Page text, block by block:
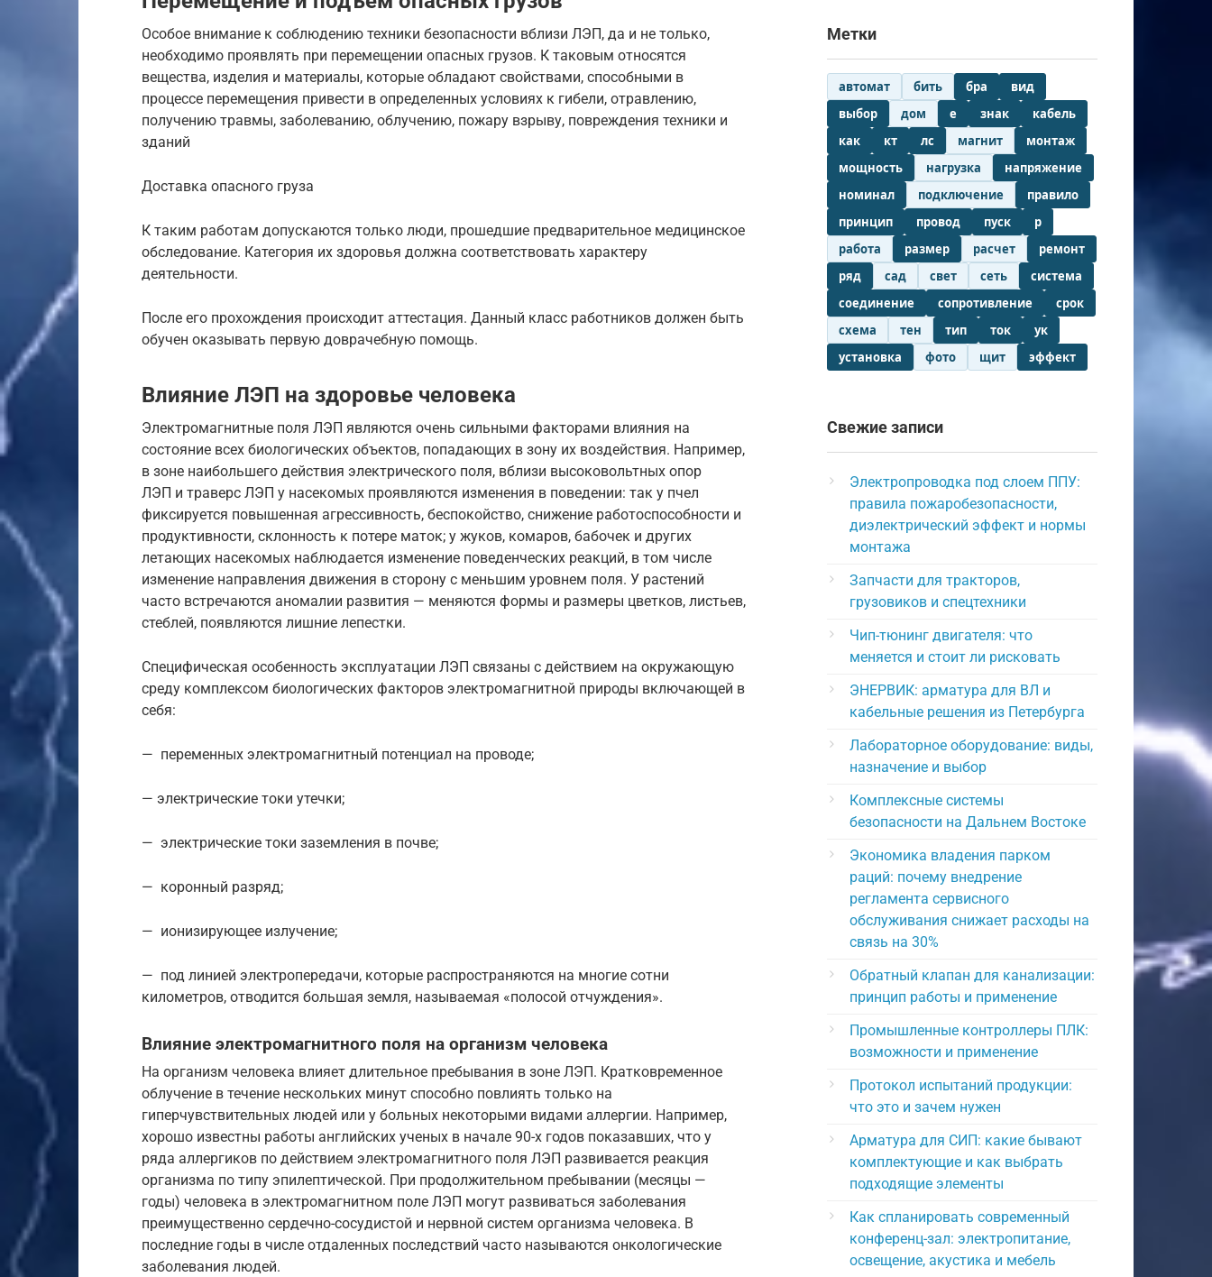
Особое внимание к соблюдению техники безопасности вблизи ЛЭП, да и не только,
необходимо проявлять при перемещении опасных грузов. К таковым относятся
вещества, изделия и материалы, которые обладают свойствами, способными в
процессе перемещения привести в определенных условиях к гибели, отравлению,
получению травмы, заболеванию, облучению, пожару взрыву, повреждения техники и
зданий
Доставка опасного груза
К таким работам допускаются только люди, прошедшие предварительное медицинское
обследование. Категория их здоровья должна соответствовать характеру
деятельности.
После его прохождения происходит аттестация. Данный класс работников должен быть
обучен оказывать первую доврачебную помощь.
Влияние ЛЭП на здоровье человека
Электромагнитные поля ЛЭП являются очень сильными факторами влияния на
состояние всех биологических объектов, попадающих в зону их воздействия. Например,
в зоне наибольшего действия электрического поля, вблизи высоковольтных опор
ЛЭП и траверс ЛЭП у насекомых проявляются изменения в поведении: так у пчел
фиксируется повышенная агрессивность, беспокойство, снижение работоспособности и
продуктивности, склонность к потере маток; у жуков, комаров, бабочек и других
летающих насекомых наблюдается изменение поведенческих реакций, в том числе
изменение направления движения в сторону с меньшим уровнем поля. У растений
часто встречаются аномалии развития — меняются формы и размеры цветков, листьев,
стеблей, появляются лишние лепестки.
Специфическая особенность эксплуатации ЛЭП связаны с действием на окружающую
среду комплексом биологических факторов электромагнитной природы включающей в
себя:
— переменных электромагнитный потенциал на проводе;
— электрические токи утечки;
— электрические токи заземления в почве;
— коронный разряд;
— ионизирующее излучение;
— под линией электропередачи, которые распространяются на многие сотни
километров, отводится большая земля, называемая «полосой отчуждения».
Влияние электромагнитного поля на организм человека
На организм человека влияет длительное пребывания в зоне ЛЭП. Кратковременное
облучение в течение нескольких минут способно повлиять только на
гиперчувствительных людей или у больных некоторыми видами аллергии. Например,
хорошо известны работы английских ученых в начале 90-х годов показавших, что у
ряда аллергиков по действием электромагнитного поля ЛЭП развивается реакция
организма по типу эпилептической. При продолжительном пребывании (месяцы —
годы) человека в электромагнитном поле ЛЭП могут развиваться заболевания
преимущественно сердечно-сосудистой и нервной систем организма человека. В
последние годы в числе отдаленных последствий часто называются онкологические
заболевания людей.
Метки
автомат бить бра
вид
выбор
дом е знак
кабель
как
кт лс магнит
монтаж
мощность
нагрузка
напряжение
номинал
подключение
правило
принцип
провод пуск
р
работа
размер расчет
ремонт
ряд
сад свет сеть
система
соединение
сопротивление
срок
схема
тен тип ток
ук
установка
фото щит эффект
Свежие записи
Электропроводка под слоем ППУ:
правила пожаробезопасности,
диэлектрический эффект и нормы
монтажа
Запчасти для тракторов,
грузовиков и спецтехники
Чип-тюнинг двигателя: что
меняется и стоит ли рисковать
ЭНЕРВИК: арматура для ВЛ и
кабельные решения из Петербурга
Лабораторное оборудование: виды,
назначение и выбор
Комплексные системы
безопасности на Дальнем Востоке
Экономика владения парком
раций: почему внедрение
регламента сервисного
обслуживания снижает расходы на
связь на 30%
Обратный клапан для канализации:
принцип работы и применение
Промышленные контроллеры ПЛК:
возможности и применение
Протокол испытаний продукции:
что это и зачем нужен
Арматура для СИП: какие бывают
комплектующие и как выбрать
подходящие элементы
Как спланировать современный
конференц-зал: электропитание,
освещение, акустика и мебель